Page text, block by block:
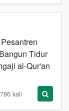
Tidur
al-Qur'an
kali